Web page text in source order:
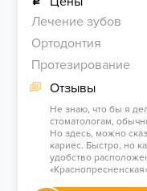
Лечение зубов
Ортодонтия
Протезирование
Отзывы
Не знаю, что бы я
стоматологам,
Но здесь, можно
кариес. Быстро, но
удобство